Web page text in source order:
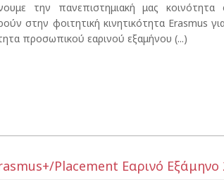
την πανεπιστημιακή μας
στην φοιτητική κινητικότητα Erasmus
προσωπικού εαρινού εξαμήνου (...)
Placement Εαρινό Εξάμηνο